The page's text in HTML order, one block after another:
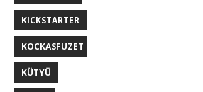
KICKSTARTER
KOCKASFUZET
KÜTYÜ